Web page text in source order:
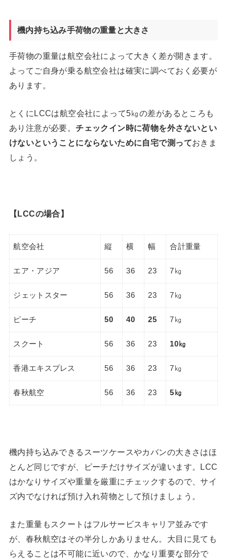
機内持ち込み手荷物の重量と大きさ
手荷物の重量は航空会社によって大きく差が開きます。
よってご自身が乗る航空会社は確実に調べておく必要が
あります。
とくにLCCは航空会社によって5㎏の差があるところも
あり注意が必要。チェックイン時に荷物を外さないとい
けないということにならないために自宅で測っておきま
しょう。
【LCCの場合】
航空会社 縦 横 幅 合計重量
エア・アジア 56 36 23 7㎏
ジェットスター 56 36 23 7㎏
ピーチ 50 40 25 7㎏
スクート 56 36 23 10㎏
香港エキスプレス 56 36 23 7㎏
春秋航空 56 36 23 5㎏
機内持ち込みできるスーツケースやカバンの大きさはほ
とんど同じですが、ピーチだけサイズが違います。LCC
はかなりサイズや重量を厳重にチェックするので、サイ
ズ内でなければ預け入れ荷物として預けましょう。
また重量もスクートはフルサービスキャリア並みです
が、春秋航空はその半分しかありません。大目に見ても
らえることは不可能に近いので、かなり重要な部分で